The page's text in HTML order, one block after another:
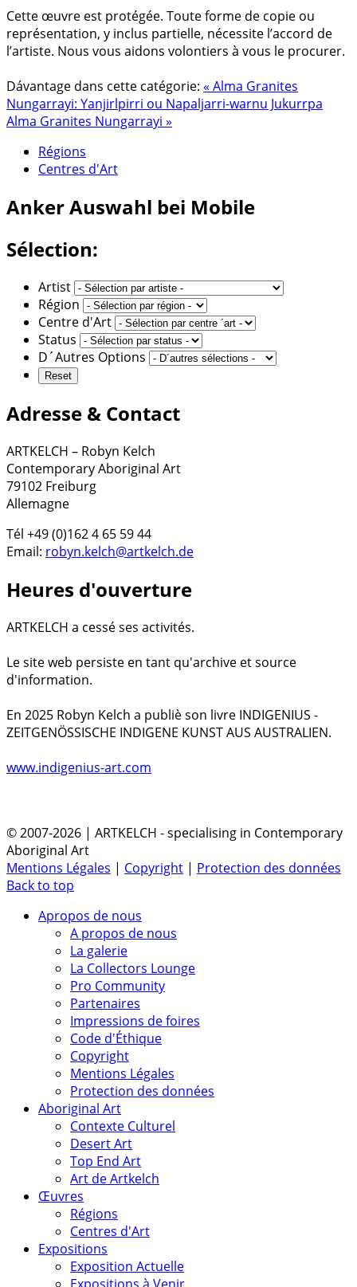
Cette œuvre est protégée. Toute forme de copie ou
représentation, y inclus partielle, nécessite l’accord de
l’artiste. Nous vous aidons volontiers à vous le procurer.
Dávantage dans cette catégorie: « Alma Granites
Nungarrayi: Yanjirlpirri ou Napaljarri-warnu Jukurrpa
Alma Granites Nungarrayi »
Régions
Centres d'Art
AnkerAuswahl bei Mobile
Sélection:
Artist
Région
Centre d'Art
Status
D´Autres Options
Adresse & Contact
ARTKELCH – Robyn Kelch
Contemporary Aboriginal Art
79102 Freiburg
Allemagne
Tél +49 (0)162 4 65 59 44
Email: robyn.kelch@artkelch.de
Heures d'ouverture
ARTKELCH a cessé ses activités.
Le site web persiste en tant qu'archive et source
d'information.
En 2025 Robyn Kelch a publiè son livre INDIGENIUS -
ZEITGENÖSSISCHE INDIGENE KUNST AUS AUSTRALIEN.
www.indigenius-art.com
© 2007-2026 | ARTKELCH - specialising in Contemporary
Aboriginal Art
Mentions Légales | Copyright | Protection des données
Back to top
Apropos de nous
A propos de nous
La galerie
La Collectors Lounge
Pro Community
Partenaires
Impressions de foires
Code d'Éthique
Copyright
Mentions Légales
Protection des données
Aboriginal Art
Contexte Culturel
Desert Art
Top End Art
Art de Artkelch
Œuvres
Régions
Centres d'Art
Expositions
Exposition Actuelle
Expositions à Venir